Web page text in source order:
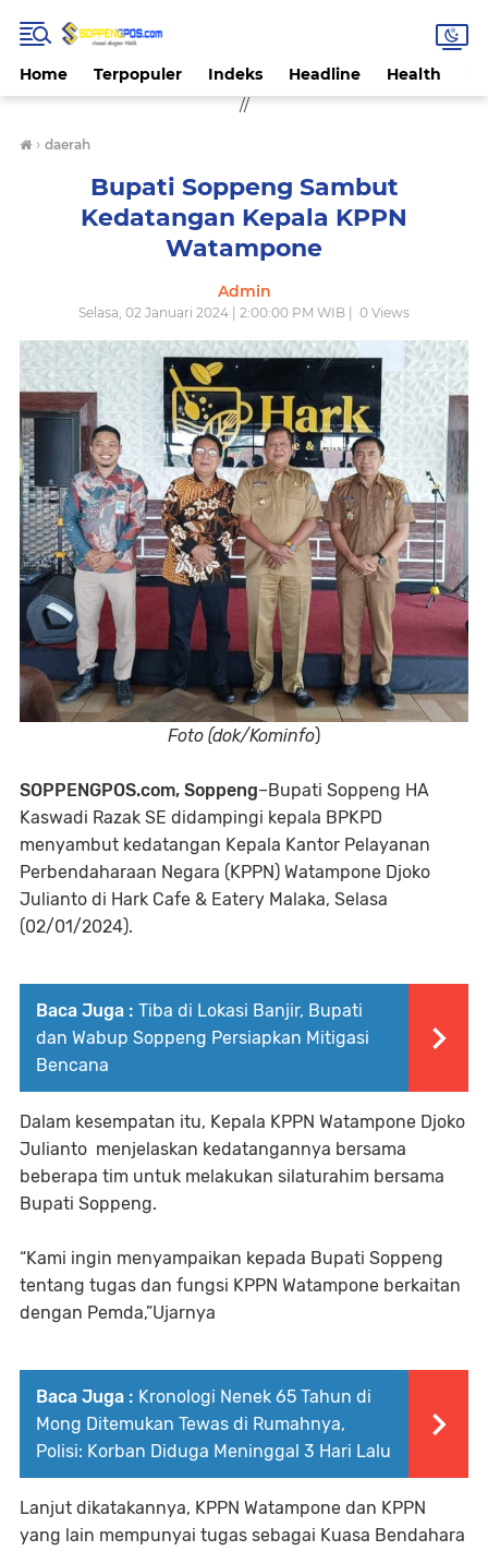
Home Terpopuler Indeks Headline Health
//
› daerah
Bupati Soppeng Sambut
Kedatangan Kepala KPPN
Watampone
Admin
Selasa, 02 Januari 2024 | 2:00:00 PM WIB | 0 Views
Foto (dok/Kominfo)
SOPPENGPOS.com, Soppeng–Bupati Soppeng HA
Kaswadi Razak SE didampingi kepala BPKPD
menyambut kedatangan Kepala Kantor Pelayanan
Perbendaharaan Negara (KPPN) Watampone Djoko
Julianto di Hark Cafe & Eatery Malaka, Selasa
(02/01/2024).
Baca Juga : Tiba di Lokasi Banjir, Bupati
dan Wabup Soppeng Persiapkan Mitigasi
Bencana
Dalam kesempatan itu, Kepala KPPN Watampone Djoko
Julianto menjelaskan kedatangannya bersama
beberapa tim untuk melakukan silaturahim bersama
Bupati Soppeng.
“Kami ingin menyampaikan kepada Bupati Soppeng
tentang tugas dan fungsi KPPN Watampone berkaitan
dengan Pemda,”Ujarnya
Baca Juga : Kronologi Nenek 65 Tahun di
Mong Ditemukan Tewas di Rumahnya,
Polisi: Korban Diduga Meninggal 3 Hari Lalu
Lanjut dikatakannya, KPPN Watampone dan KPPN
yang lain mempunyai tugas sebagai Kuasa Bendahara